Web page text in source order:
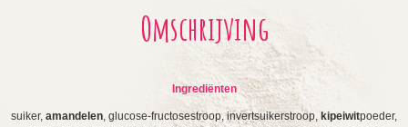
Omschrijving
Ingrediënten
suiker, amandelen, glucose-fructosestroop, invertsuikerstroop, kipeiwitpoeder,